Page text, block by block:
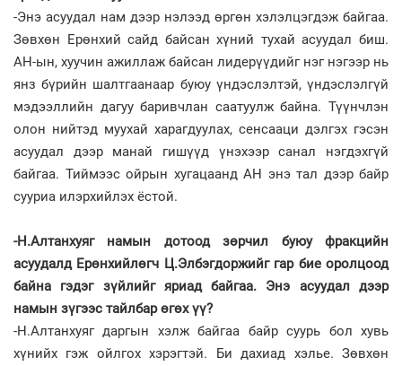
-Энэ асуудал нам дээр нэлээд өргөн хэлэлцэгдэж байгаа.
Зөвхөн Ерөнхий сайд байсан хүний тухай асуудал биш.
АН-ын, хуучин ажиллаж байсан лидерүүдийг нэг нэгээр нь
янз бүрийн шалтгаанаар буюу үндэслэлтэй, үндэслэлгүй
мэдээллийн дагуу баривчлан саатуулж байна. Түүнчлэн
олон нийтэд муухай харагдуулах, сенсааци дэлгэх гэсэн
асуудал дээр манай гишүүд үнэхээр санал нэгдэхгүй
байгаа. Тиймээс ойрын хугацаанд АН энэ тал дээр байр
сууриа илэрхийлэх ёстой.
-Н.Алтанхуяг намын дотоод зөрчил буюу фракцийн
асуудалд Ерөнхийлөгч Ц.Элбэгдоржийг гар бие оролцоод
байна гэдэг зүйлийг яриад байгаа. Энэ асуудал дээр
намын зүгээс тайлбар өгөх үү?
-Н.Алтанхуяг даргын хэлж байгаа байр суурь бол хувь
хүнийх гэж ойлгох хэрэгтэй. Би дахиад хэлье. Зөвхөн